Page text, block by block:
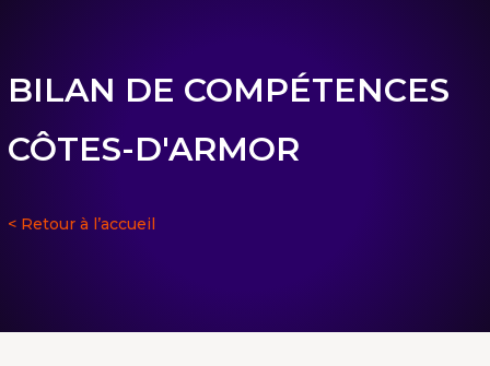
BILAN DE COMPÉTENCES
CÔTES-D'ARMOR
< Retour à l’accueil